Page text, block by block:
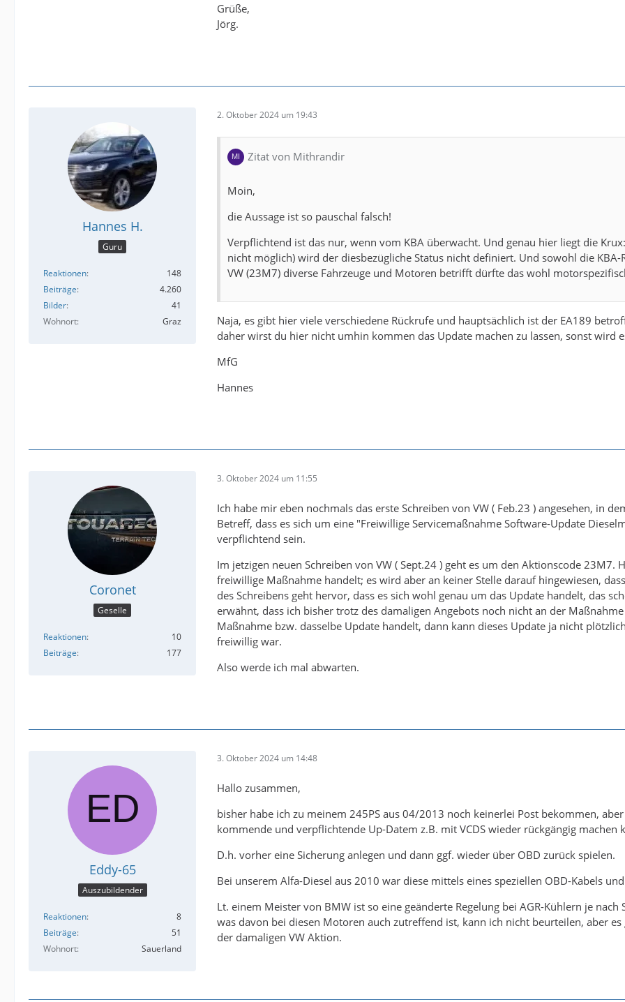
Grüße,
Jörg.
Hannes H.
Guru
Reaktionen
148
Beiträge
4.260
Bilder
41
Wohnort
Graz
2. Oktober 2024 um 19:43
Zitat von Mithrandir
Moin,
die Aussage ist so pauschal falsch!
Verpflichtend ist das nur, wenn vom KBA überwacht. Und genau hier liegt die
nicht möglich) wird der diesbezügliche Status nicht definiert. Und sowohl die
VW (23M7) diverse Fahrzeuge und Motoren betrifft dürfte das wohl
Naja, es gibt hier viele verschiedene Rückrufe und hauptsächlich ist der EA189
daher wirst du hier nicht umhin kommen das Update machen zu lassen, sonst wird
MfG
Hannes
Coronet
Geselle
Reaktionen
10
Beiträge
177
3. Oktober 2024 um 11:55
Ich habe mir eben nochmals das erste Schreiben von VW ( Feb.23 ) angesehen, in
Betreff, dass es sich um eine "Freiwillige Servicemaßnahme Software-Update
verpflichtend sein.
Im jetzigen neuen Schreiben von VW ( Sept.24 ) geht es um den Aktionscode
freiwillige Maßnahme handelt; es wird aber an keiner Stelle darauf hingewiesen,
des Schreibens geht hervor, dass es sich wohl genau um das Update handelt, das
erwähnt, dass ich bisher trotz des damaligen Angebots noch nicht an der
Maßnahme bzw. dasselbe Update handelt, dann kann dieses Update ja nicht
freiwillig war.
Also werde ich mal abwarten.
Eddy-65
Auszubildender
Reaktionen
8
Beiträge
51
Wohnort
Sauerland
3. Oktober 2024 um 14:48
Hallo zusammen,
bisher habe ich zu meinem 245PS aus 04/2013 noch keinerlei Post bekommen,
kommende und verpflichtende Up-Datem z.B. mit VCDS wieder rückgängig machen
D.h. vorher eine Sicherung anlegen und dann ggf. wieder über OBD zurück spielen.
Bei unserem Alfa-Diesel aus 2010 war diese mittels eines speziellen OBD-Kabels
Lt. einem Meister von BMW ist so eine geänderte Regelung bei AGR-Kühlern je
was davon bei diesen Motoren auch zutreffend ist, kann ich nicht beurteilen, aber
der damaligen VW Aktion.